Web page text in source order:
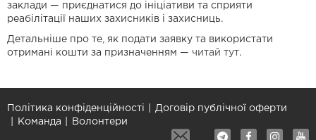
заклади — приєднатися до ініціативи та сприяти
реабілітації наших захисників і захисниць.
Детальніше про те, як подати заявку та використати
отримані кошти за призначенням — читай тут.
Політика конфіденційності
Договір публічної оферти
Команда
Волонтери